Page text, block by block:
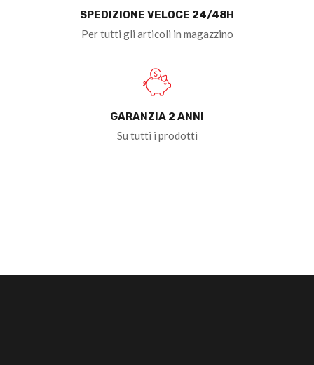
SPEDIZIONE VELOCE 24/48H
Per tutti gli articoli in magazzino
GARANZIA 2 ANNI
Su tutti i prodotti